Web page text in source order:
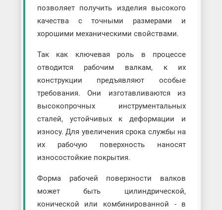
позволяет получить изделия высокого
качества с точными размерами и
хорошими механическими свойствами.
Так как ключевая роль в процессе
отводится рабочим валкам, к их
конструкции предъявляют особые
требования. Они изготавливаются из
высокопрочных инструментальных
сталей, устойчивых к деформации и
износу. Для увеличения срока службы на
их рабочую поверхность наносят
износостойкие покрытия.
Форма рабочей поверхности валков
может быть цилиндрической,
конической или комбинированной - в